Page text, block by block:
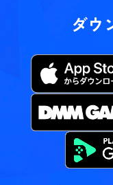
ダウ